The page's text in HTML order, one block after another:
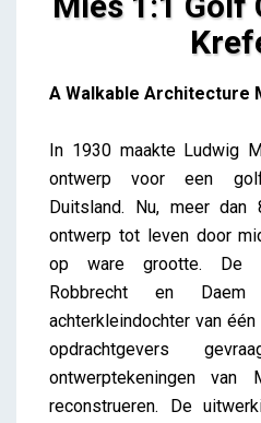
Mies 1:1 Golf Club Project
A Walkable Architecture
In 1930 maakte Ludwig
ontwerp voor een
Duitsland. Nu, meer
ontwerp tot leven door
op ware grootte. De
Robbrecht en
achterkleindochter van
opdrachtgevers
ontwerptekeningen
reconstrueren. De